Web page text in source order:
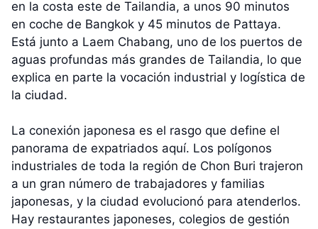
en la costa este de Tailandia, a unos 90 minutos
en coche de Bangkok y 45 minutos de Pattaya.
Está junto a Laem Chabang, uno de los puertos de
aguas profundas más grandes de Tailandia, lo que
explica en parte la vocación industrial y logística de
la ciudad.
La conexión japonesa es el rasgo que define el
panorama de expatriados aquí. Los polígonos
industriales de toda la región de Chon Buri trajeron
a un gran número de trabajadores y familias
japonesas, y la ciudad evolucionó para atenderlos.
Hay restaurantes japoneses, colegios de gestión